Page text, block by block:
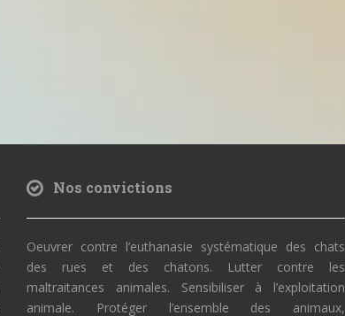
Nos convictions
Oeuvrer contre l’euthanasie systématique des chats
des rues et des chatons. Lutter contre les
maltraitances animales. Sensibiliser à l’exploitation
animale. Protéger l’ensemble des animaux,